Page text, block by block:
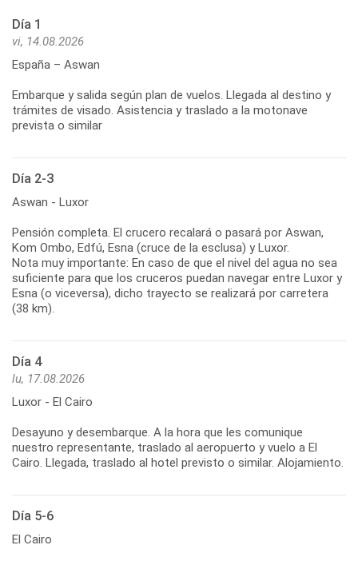
Día 1
vi, 14.08.2026
España – Aswan
Embarque y salida según plan de vuelos. Llegada al destino y
trámites de visado. Asistencia y traslado a la motonave
prevista o similar
Día 2-3
Aswan - Luxor
Pensión completa. El crucero recalará o pasará por Aswan,
Kom Ombo, Edfú, Esna (cruce de la esclusa) y Luxor.
Nota muy importante: En caso de que el nivel del agua no sea
suficiente para que los cruceros puedan navegar entre Luxor y
Esna (o viceversa), dicho trayecto se realizará por carretera
(38 km).
Día 4
lu, 17.08.2026
Luxor - El Cairo
Desayuno y desembarque. A la hora que les comunique
nuestro representante, traslado al aeropuerto y vuelo a El
Cairo. Llegada, traslado al hotel previsto o similar. Alojamiento.
Día 5-6
El Cairo